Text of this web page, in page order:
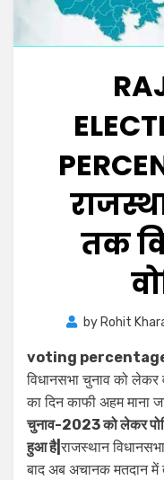
तक
by Rohit
voting
विधानसभा चुनाव को
का दिन काफी अहम माना
चुनाव-2023 को लेकर
हुआ है|राजस्थान
बाद अब अचानक मतदान में